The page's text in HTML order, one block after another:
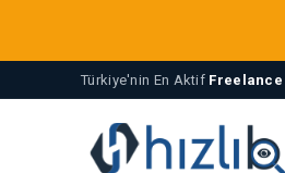
Türkiye'nin En Aktif Freelance